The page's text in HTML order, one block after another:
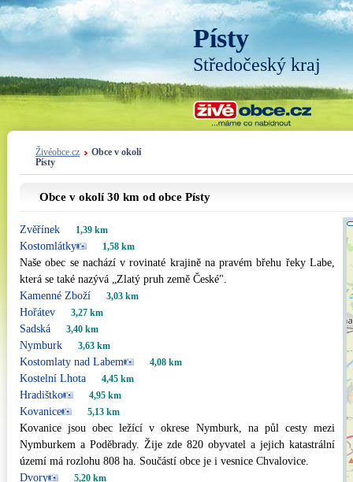
Písty
Středočeský kraj
Živéobce.cz
Obce v okolí
Písty
Obce v okolí 30 km od obce Písty
Zvěřínek 1,39 km
Kostomlátky 1,58 km
Naše obec se nachází v rovinaté krajině na pravém břehu řeky Labe,
která se také nazývá „Zlatý pruh země České".
Kamenné Zboží
3,03 km
Hořátev 3,27 km
Sadská 3,40 km
Nymburk 3,63 km
Kostomlaty nad Labem 4,08 km
Kostelní Lhota 4,45 km
Hradištko 4,95 km
Kovanice 5,13 km
Kovanice jsou obec ležící v okrese Nymburk, na půl cesty mezi
Nymburkem a Poděbrady. Žije zde 820 obyvatel a jejich katastrální
území má rozlohu 808 ha. Součástí obce je i vesnice Chvalovice.
Dvory
5,20 km